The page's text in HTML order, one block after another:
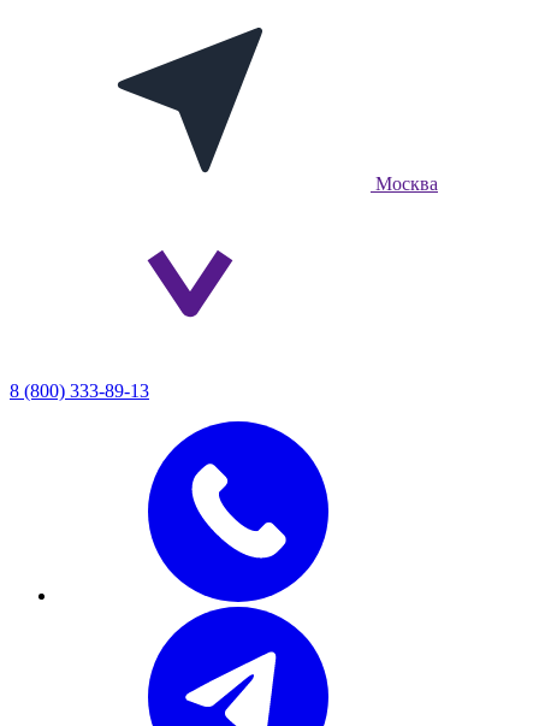
Москва
8 (800) 333-89-13